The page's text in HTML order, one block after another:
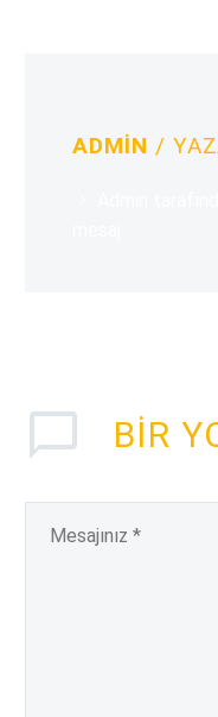
ADMIN /
BIR